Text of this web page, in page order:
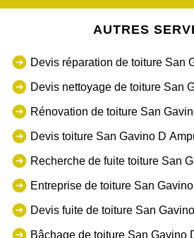
AUTRES
Devis réparation de toiture San
Devis nettoyage de toiture San
Rénovation de toiture San
Devis toiture San Gavino D
Recherche de fuite toiture San
Entreprise de toiture San
Devis fuite de toiture San
Bâchage de toiture San Gavino